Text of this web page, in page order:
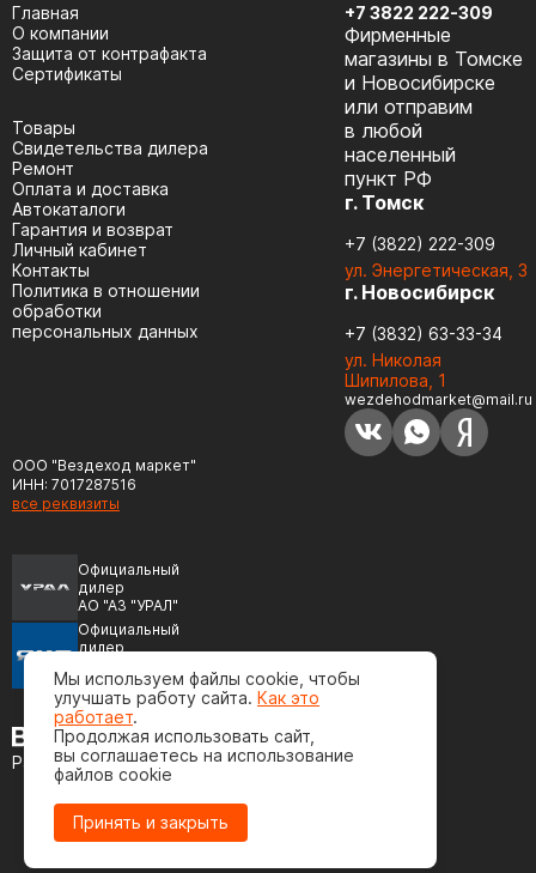
ООО "Вездеход маркет"
ИНН: 7017287516
все реквизиты
Официальный
дилер
АО "АЗ "УРАЛ"
Официальный
дилер
(ЯМЗ)
Разработка сайта
Главная
О компании
Защита от контрафакта
Сертификаты
Товары
Cвидетельства дилера
Ремонт
Оплата и доставка
Автокаталоги
Гарантия и возврат
Личный кабинет
Контакты
Политика в отношении
обработки
персональных данных
+7 3822 222-309
Фирменные
магазины в Томске
и Новосибирске
или отправим
в любой
населенный
пункт РФ
г. Томск
+7 (3822) 222-309
ул. Энергетическая, 3
г. Новосибирск
+7 (3832) 63-33-34
ул. Николая
Шипилова, 1
wezdehodmarket@mail.ru
Мы используем файлы cookie, чтобы
улучшать работу сайта. Как это
работает.
Продолжая использовать сайт,
вы соглашаетесь на использование
файлов cookie
Принять и закрыть